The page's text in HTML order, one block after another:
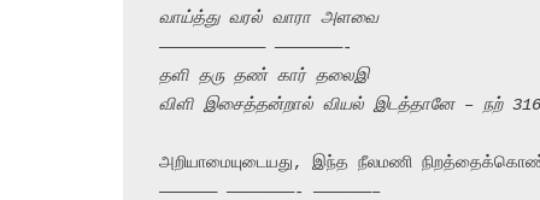
வாய்த்து வரல் வாரா அளவை
——————————— ———————-
தளி தரு தண் கார் தலைஇ
விளி இசைத்தன்றால் வியல் இடத்தானே – நற் 316
அறியாமையுடையது, இந்த நீலமணி
—————— ———————- ——————–